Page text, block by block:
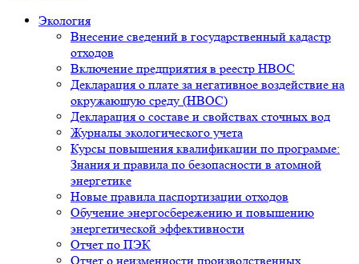
Экология
Внесение сведений в государственный кадастр
отходов
Включение предприятия в реестр НВОС
Декларация о плате за негативное воздействие на
окружающую среду (НВОС)
Декларация о составе и свойствах сточных вод
Журналы экологического учета
Курсы повышения квалификации по программе:
Знания и правила по безопасности в атомной
энергетике
Новые правила паспортизации отходов
Обучение энергосбережению и повышению
энергетической эффективности
Отчет по ПЭК
Отчет о неизменности производственных